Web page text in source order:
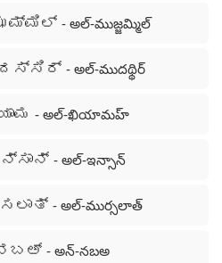
- అల్-ముజ్జమ్మిల్
- అల్-ముదథ్థిర్
- అల్-ఖియామహ్
- అల్-ఇన్సాన్
- అల్-ముర్సలాత్
- అన్-నబఅ